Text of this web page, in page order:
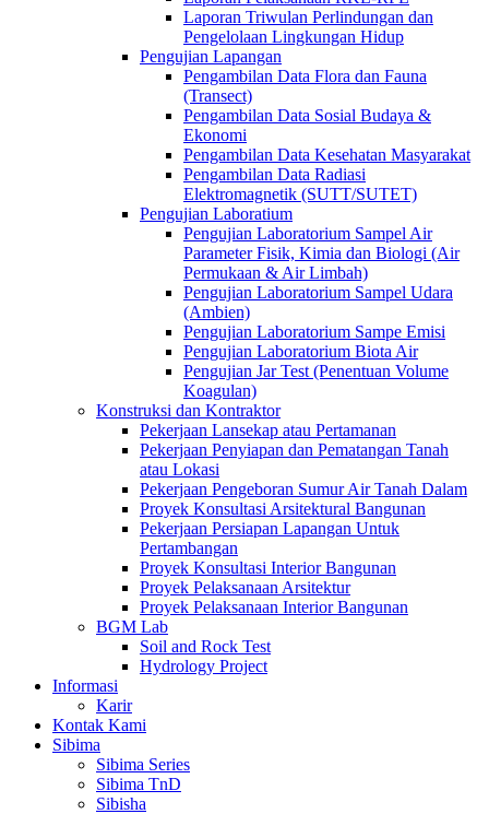
Laporan Triwulan Perlindungan dan
Pengelolaan Lingkungan Hidup
Pengujian Lapangan
Pengambilan Data Flora dan Fauna
(Transect)
Pengambilan Data Sosial Budaya &
Ekonomi
Pengambilan Data Kesehatan Masyarakat
Pengambilan Data Radiasi
Elektromagnetik (SUTT/SUTET)
Pengujian Laboratium
Pengujian Laboratorium Sampel Air
Parameter Fisik, Kimia dan Biologi (Air
Permukaan & Air Limbah)
Pengujian Laboratorium Sampel Udara
(Ambien)
Pengujian Laboratorium Sampe Emisi
Pengujian Laboratorium Biota Air
Pengujian Jar Test (Penentuan Volume
Koagulan)
Konstruksi dan Kontraktor
Pekerjaan Lansekap atau Pertamanan
Pekerjaan Penyiapan dan Pematangan Tanah
atau Lokasi
Pekerjaan Pengeboran Sumur Air Tanah Dalam
Proyek Konsultasi Arsitektural Bangunan
Pekerjaan Persiapan Lapangan Untuk
Pertambangan
Proyek Konsultasi Interior Bangunan
Proyek Pelaksanaan Arsitektur
Proyek Pelaksanaan Interior Bangunan
BGM Lab
Soil and Rock Test
Hydrology Project
Informasi
Karir
Kontak Kami
Sibima
Sibima Series
Sibima TnD
Sibisha